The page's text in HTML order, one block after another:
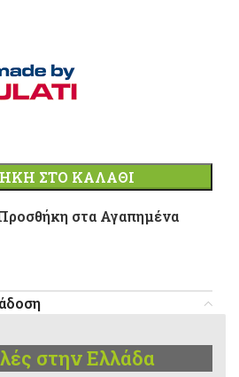
ΣΤΟ ΚΑΛΆΘΙ
στα Αγαπημένα
στην Ελλάδα